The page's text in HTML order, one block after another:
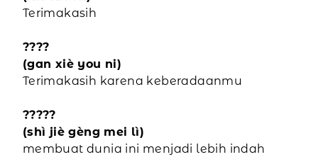
Terimakasih
????
(gan xiè you ni)
Terimakasih karena keberadaanmu
?????
(shì jiè gèng mei lì)
membuat dunia ini menjadi lebih indah